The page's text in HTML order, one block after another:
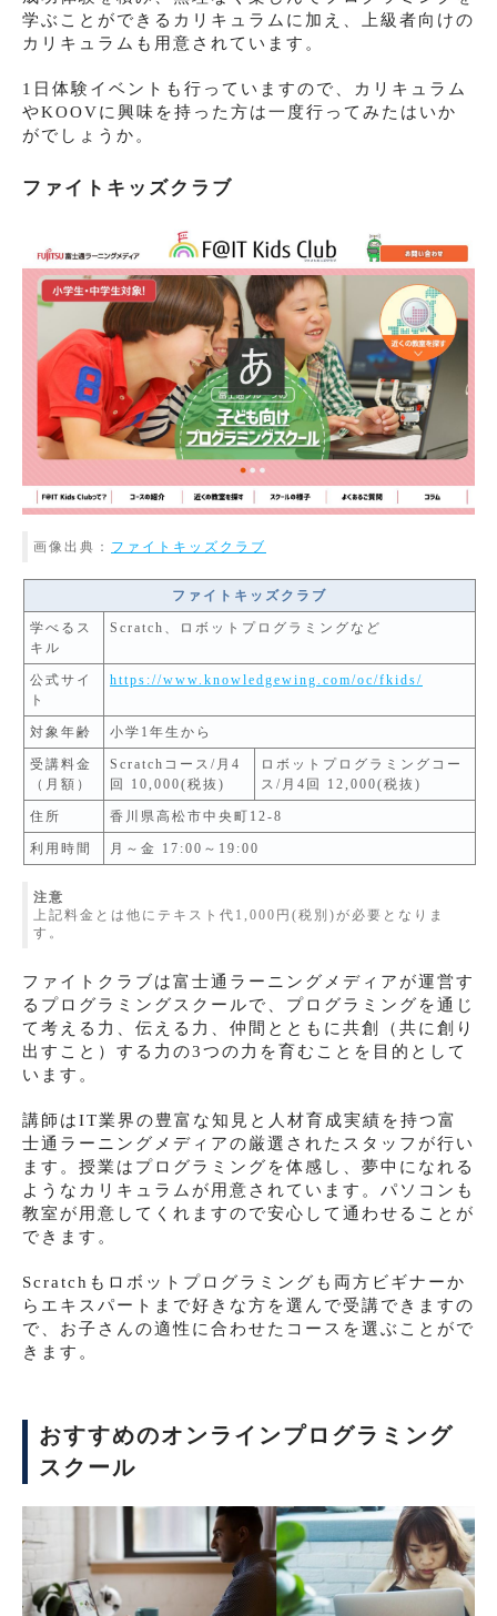
学ぶことができるカリキュラムに加え、上級者向けの
カリキュラムも用意されています。
1日体験イベントも行っていますので、カリキュラム
やKOOVに興味を持った方は一度行ってみたはいか
がでしょうか。
ファイトキッズクラブ
画像出典： ファイトキッズクラブ
ファイトキッズクラブ
学べるス
キル
Scratch、ロボットプログラミングなど
公式サイ
ト
https://www.knowledgewing.com/oc/fkids/
対象年齢 小学1年生から
受講料金
（月額）
Scratchコース/月4
回 10,000(税抜)
ロボットプログラミングコー
ス/月4回 12,000(税抜)
住所 香川県高松市中央町12-8
利用時間 月～金 17:00～19:00
注意
上記料金とは他にテキスト代1,000円(税別)が必要となりま
す。
ファイトクラブは富士通ラーニングメディアが運営す
るプログラミングスクールで、プログラミングを通じ
て考える力、伝える力、仲間とともに共創（共に創り
出すこと）する力の3つの力を育むことを目的として
います。
講師はIT業界の豊富な知見と人材育成実績を持つ富
士通ラーニングメディアの厳選されたスタッフが行い
ます。授業はプログラミングを体感し、夢中になれる
ようなカリキュラムが用意されています。パソコンも
教室が用意してくれますので安心して通わせることが
できます。
Scratchもロボットプログラミングも両方ビギナーか
らエキスパートまで好きな方を選んで受講できますの
で、お子さんの適性に合わせたコースを選ぶことがで
きます。
おすすめのオンラインプログラミング
スクール